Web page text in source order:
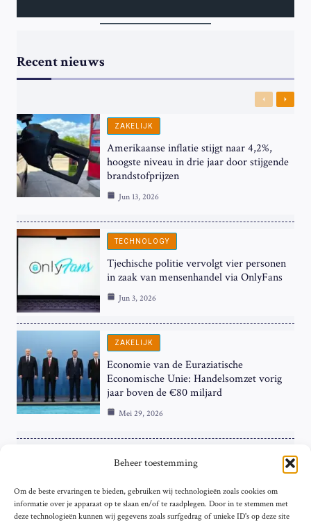
Beheer toestemming
Om de beste ervaringen te bieden, gebruiken wij technologieën zoals cookies om
informatie over je apparaat op te slaan en/of te raadplegen. Door in te stemmen met
deze technologieën kunnen wij gegevens zoals surfgedrag of unieke ID's op deze site
Recent nieuws
Previous
Next
ZAKELIJK
Amerikaanse inflatie stijgt naar 4,2%,
hoogste niveau in drie jaar door stijgende
brandstofprijzen
Jun 13, 2026
TECHNOLOGY
Tjechische politie vervolgt vier personen
in zaak van mensenhandel via OnlyFans
Jun 3, 2026
ZAKELIJK
Economie van de Euraziatische
Economische Unie: Handelsomzet vorig
jaar boven de €80 miljard
Mei 29, 2026
ZAKELIJK
Hardnekkige Inflatie bij de ‘Grote Vier’
van de Eurozone